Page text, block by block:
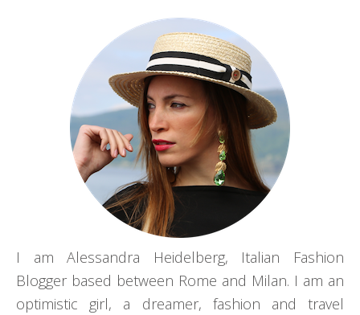
I am Alessandra Heidelberg, Italian Fashion
Blogger based between Rome and Milan. I am an
optimistic girl, a dreamer, fashion and travel